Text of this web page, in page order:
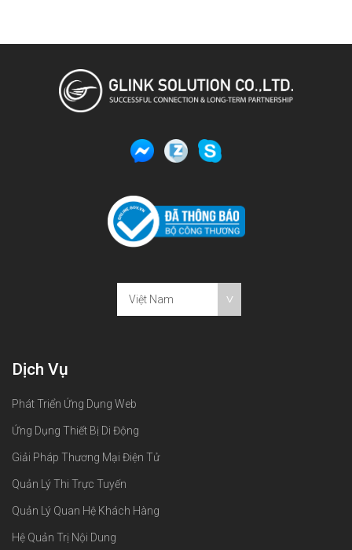
Việt Nam
Dịch Vụ
Phát Triển Ứng Dụng Web
Ứng Dụng Thiết Bị Di Động
Giải Pháp Thương Mại Điện Tử
Quản Lý Thi Trực Tuyến
Quản Lý Quan Hệ Khách Hàng
Hệ Quản Trị Nội Dung